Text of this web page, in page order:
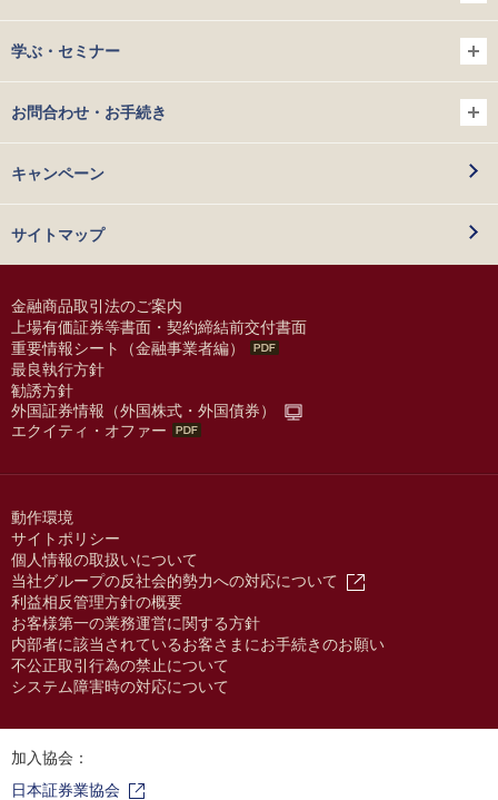
学ぶ・セミナー
お問合わせ・お手続き
キャンペーン
サイトマップ
金融商品取引法のご案内
上場有価証券等書面・契約締結前交付書面
重要情報シート（金融事業者編）
最良執行方針
勧誘方針
外国証券情報（外国株式・外国債券）
エクイティ・オファー
動作環境
サイトポリシー
個人情報の取扱いについて
当社グループの反社会的勢力への対応について
利益相反管理方針の概要
お客様第一の業務運営に関する方針
内部者に該当されているお客さまにお手続きのお願い
不公正取引行為の禁止について
システム障害時の対応について
加入協会：
日本証券業協会